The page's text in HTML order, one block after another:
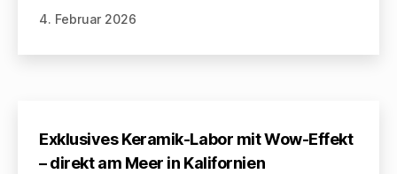
4. Februar 2026
Exklusives Keramik-Labor mit Wow-Effekt
– direkt am Meer in Kalifornien